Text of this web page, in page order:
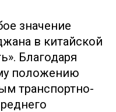
значение
в китайской
Благодаря
положению
транспортно-